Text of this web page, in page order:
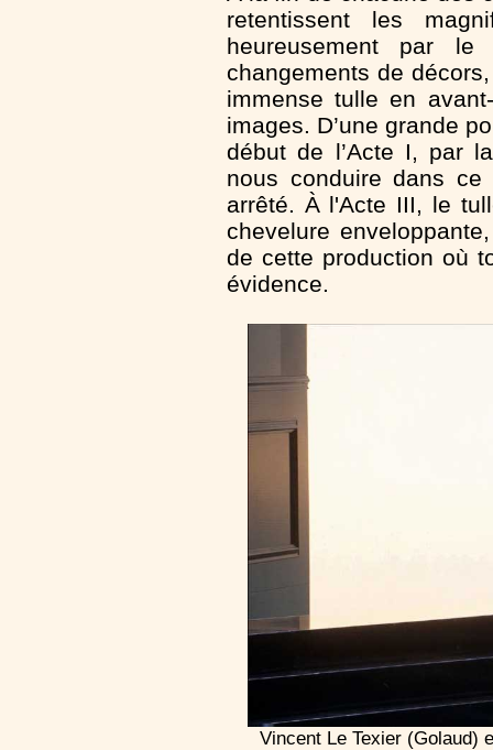
retentissent les
heureusement par le
changements de
immense tulle en
images. D’une grande
début de l’Acte I, par
nous conduire dans
arrêté. À l'Acte III, le
chevelure
de cette production où
évidence.
Vincent Le Texier (Golaud)